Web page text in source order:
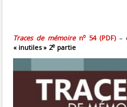
Traces de mémoireno54 (PDF)–
« inutiles » 2e partie